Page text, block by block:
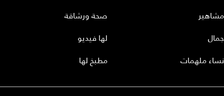
مشاهير
جمال
نساء ملهمات
صحة ورشاقة
لها فيديو
مطبخ لها